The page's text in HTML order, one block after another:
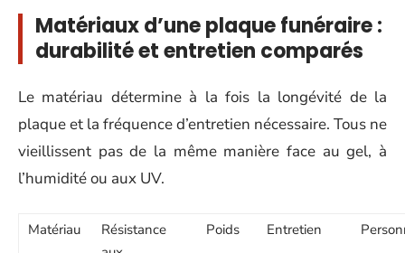
Matériaux d’une plaque funéraire :
durabilité et entretien comparés
Le matériau détermine à la fois la longévité de la
plaque et la fréquence d’entretien nécessaire. Tous ne
vieillissent pas de la même manière face au gel, à
l’humidité ou aux UV.
Matériau
Résistance
Poids Entretien